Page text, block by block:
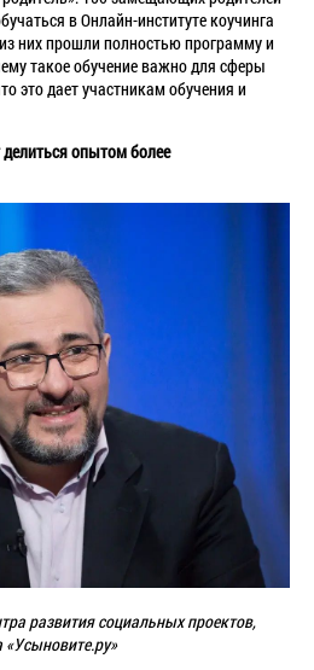
в Онлайн-институте коучинга
них прошли полностью программу и
такое обучение важно для сферы
это дает участникам обучения и
опытом более
развития социальных проектов,
«Усыновите.ру»